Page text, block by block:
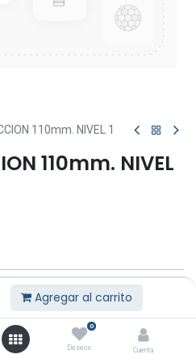
Agregar al carrito
0
Deseos Cuenta
110mm. NIVEL 1
110mm. NIVEL
Comprar ahora